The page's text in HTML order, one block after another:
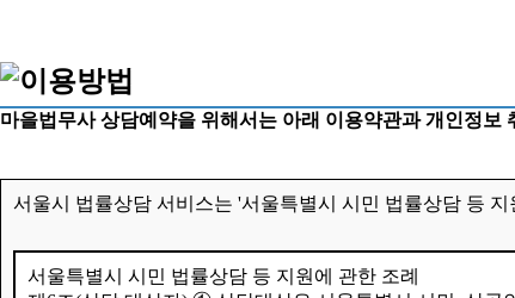
마을법무사 상담예약을 위해서는 아래 이용약관과 개인정보
서울시 법률상담 서비스는 '서울특별시 시민 법률상담 등
서울특별시 시민 법률상담 등 지원에 관한 조례